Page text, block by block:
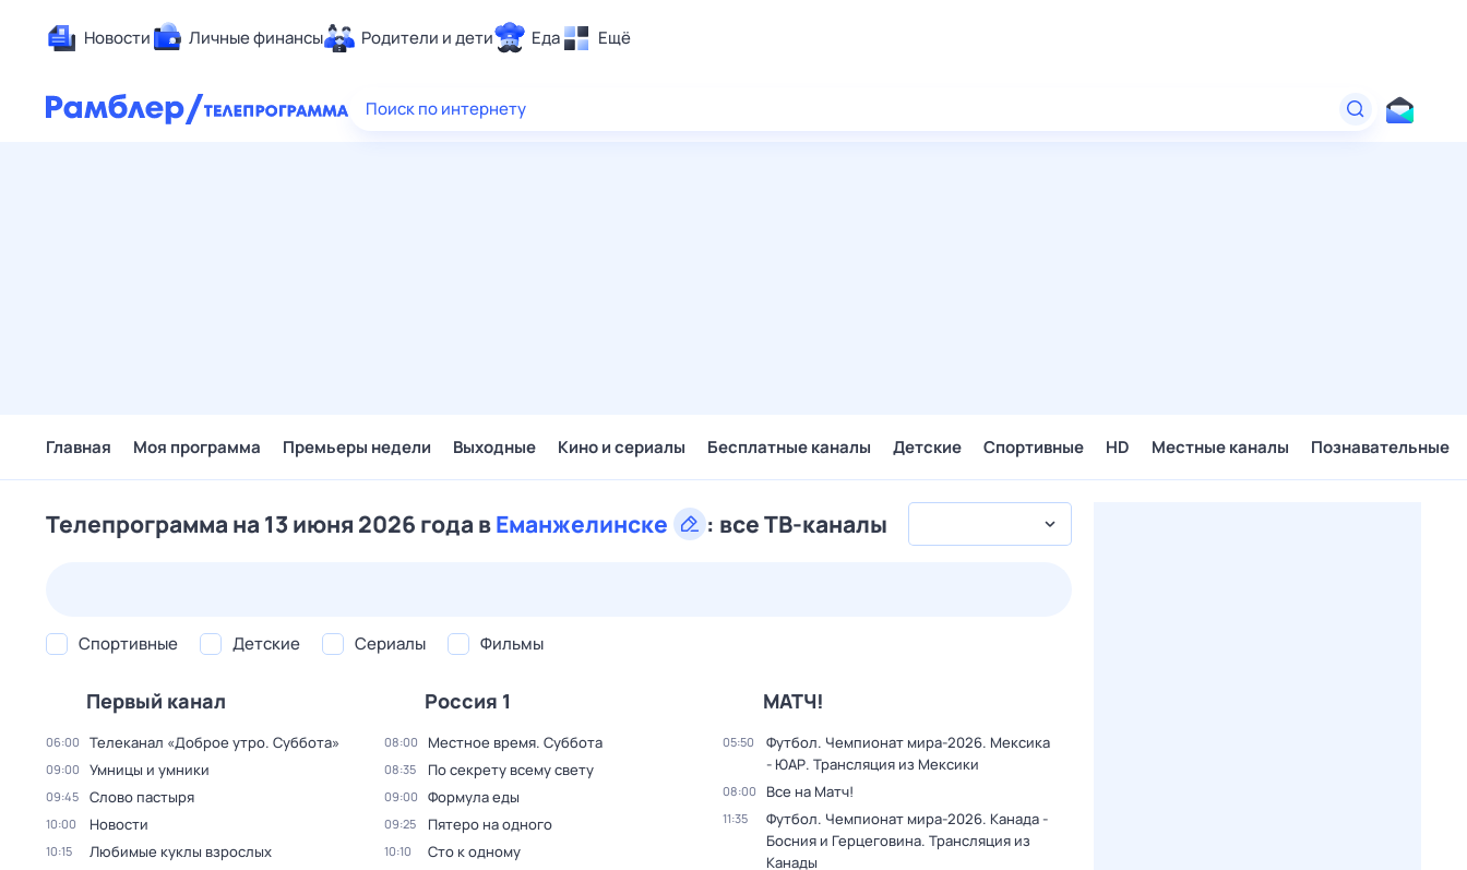
Новости Личные финансы Родители и дети Еда Ещё
Здоровье
Поиск по интернету
Главная Моя программа Премьеры недели Выходные Кино и сериалы Бесплатные каналы Детские Спортивные HD Местные каналы Познавательные
Телепрограмма на 13 июня 2026 года вЕманжелинске : все ТВ-каналы
Спортивные Детские Сериалы Фильмы
Первый канал
06:00 Телеканал «Доброе утро. Суббота»
09:00 Умницы и умники
09:45 Слово пастыря
10:00 Новости
10:15 Любимые куклы взрослых
Россия 1
08:00 Местное время. Суббота
08:35 По секрету всему свету
09:00 Формула еды
09:25 Пятеро на одного
10:10 Сто к одному
МАТЧ!
05:50
Футбол. Чемпионат мира-2026. Мексика
- ЮАР. Трансляция из Мексики
08:00 Все на Матч!
11:35
Футбол. Чемпионат мира-2026. Канада -
Босния и Герцеговина. Трансляция из
Канады